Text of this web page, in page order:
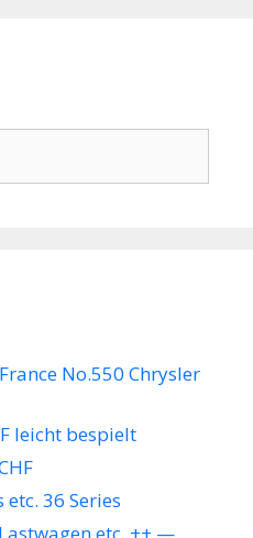
No.550 Chrysler
leicht bespielt
36 Series
etc. ++ —